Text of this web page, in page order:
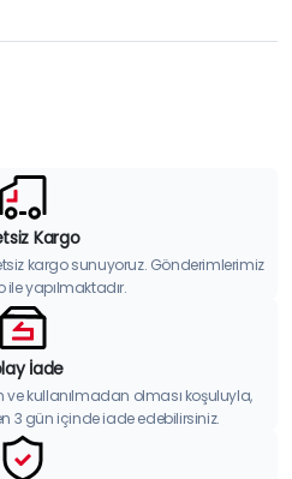
Kargo
kargo sunuyoruz. Gönderimlerimiz
ile yapılmaktadır.
İade
kullanılmadan olması koşuluyla,
3 gün içinde iade edebilirsiniz.